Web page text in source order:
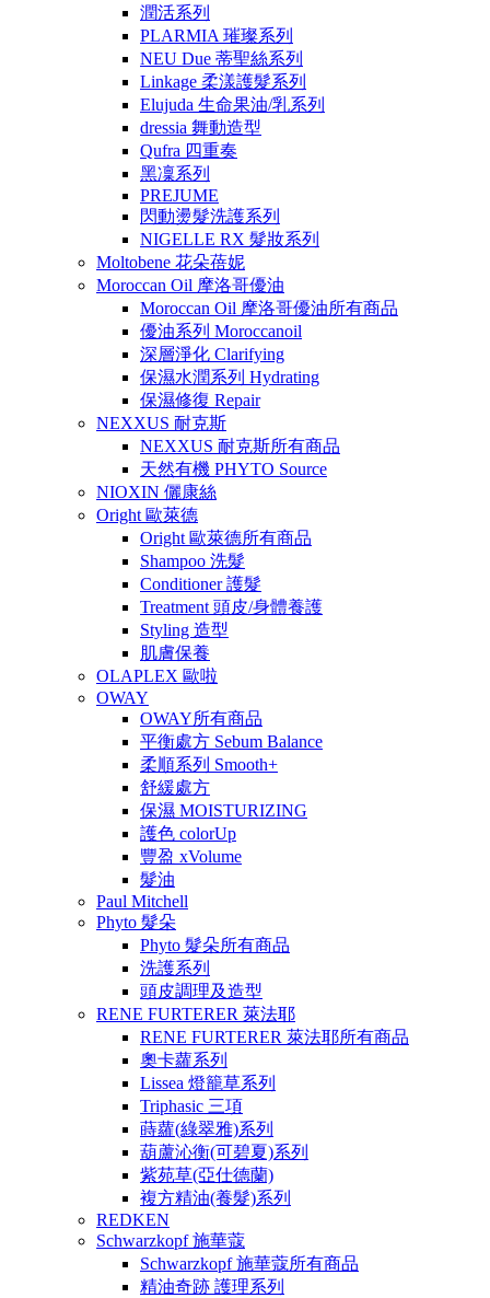
潤活系列
PLARMIA 璀璨系列
NEU Due 蒂聖絲系列
Linkage 柔漾護髮系列
Elujuda 生命果油/乳系列
dressia 舞動造型
Qufra 四重奏
黑凜系列
PREJUME
閃動燙髮洗護系列
NIGELLE RX 髮妝系列
Moltobene 花朵蓓妮
Moroccan Oil 摩洛哥優油
Moroccan Oil 摩洛哥優油所有商品
優油系列 Moroccanoil
深層淨化 Clarifying
保濕水潤系列 Hydrating
保濕修復 Repair
NEXXUS 耐克斯
NEXXUS 耐克斯所有商品
天然有機 PHYTO Source
NIOXIN 儷康絲
Oright 歐萊德
Oright 歐萊德所有商品
Shampoo 洗髮
Conditioner 護髮
Treatment 頭皮/身體養護
Styling 造型
肌膚保養
OLAPLEX 歐啦
OWAY
OWAY所有商品
平衡處方 Sebum Balance
柔順系列 Smooth+
舒緩處方
保濕 MOISTURIZING
護色 colorUp
豐盈 xVolume
髮油
Paul Mitchell
Phyto 髮朵
Phyto 髮朵所有商品
洗護系列
頭皮調理及造型
RENE FURTERER 萊法耶
RENE FURTERER 萊法耶所有商品
奧卡蘿系列
Lissea 燈籠草系列
Triphasic 三項
蒔蘿(綠翠雅)系列
葫蘆沁衡(可碧夏)系列
紫苑草(亞仕德蘭)
複方精油(養髮)系列
REDKEN
Schwarzkopf 施華蔻
Schwarzkopf 施華蔻所有商品
精油奇跡 護理系列